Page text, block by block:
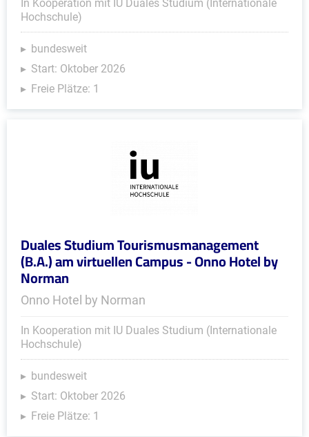
In Kooperation mit IU Duales Studium (Internationale
Hochschule)
bundesweit
Start: Oktober 2026
Freie Plätze: 1
Duales Studium Tourismusmanagement
(B.A.) am virtuellen Campus - Onno Hotel by
Norman
Onno Hotel by Norman
In Kooperation mit IU Duales Studium (Internationale
Hochschule)
bundesweit
Start: Oktober 2026
Freie Plätze: 1